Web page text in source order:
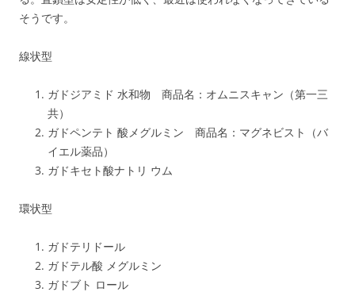
そうです。
線状型
ガドジアミド 水和物 商品名：オムニスキャン（第一三
共）
ガドペンテト 酸メグルミン 商品名：マグネビスト（バ
イエル薬品）
ガドキセト酸ナトリ ウム
環状型
ガドテリドール
ガドテル酸 メグルミン
ガドブト ロール